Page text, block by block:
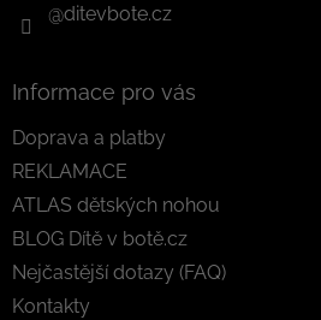
@ditevbote.cz
Informace pro vás
Doprava a platby
REKLAMACE
ATLAS dětských nohou
BLOG Dítě v botě.cz
Nejčastější dotazy (FAQ)
Kontakty